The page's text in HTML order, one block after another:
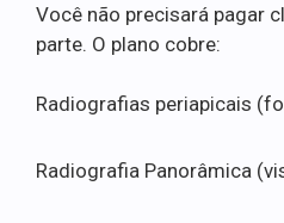
Você não precisará pagar
parte. O plano cobre:
Radiografias periapicais
Radiografia Panorâmica